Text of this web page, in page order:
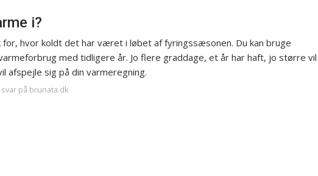
i?
for, hvor koldt det har været i løbet af fyringssæsonen. Du kan bruge
med tidligere år. Jo flere graddage, et år har haft, jo større vil
sig på din varmeregning.
på brunata.dk